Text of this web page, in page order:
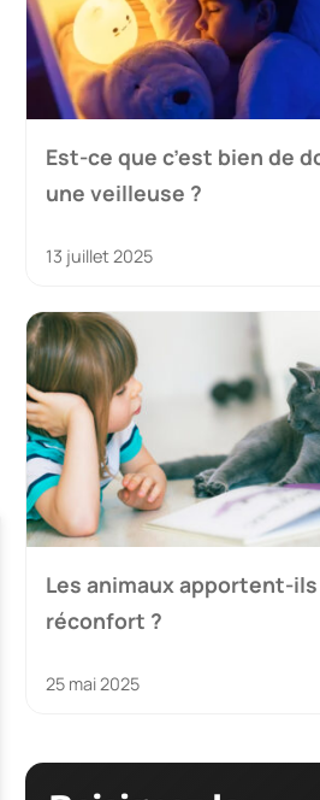
Est-ce que c’est bien de
une veilleuse ?
13 juillet 2025
Les animaux apportent-
réconfort ?
25 mai 2025